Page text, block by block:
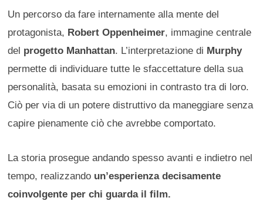
Un percorso da fare internamente alla mente del
protagonista, Robert Oppenheimer, immagine centrale
del progetto Manhattan. L’interpretazione di Murphy
permette di individuare tutte le sfaccettature della sua
personalità, basata su emozioni in contrasto tra di loro.
Ciò per via di un potere distruttivo da maneggiare senza
capire pienamente ciò che avrebbe comportato.
La storia prosegue andando spesso avanti e indietro nel
tempo, realizzando un’esperienza decisamente
coinvolgente per chi guarda il film.